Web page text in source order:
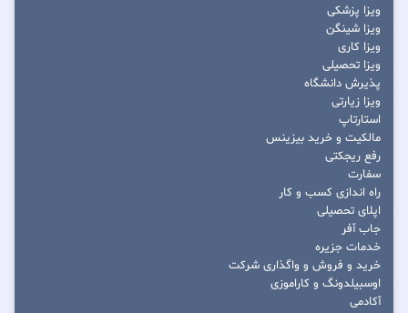
ویزا پزشکی
ویزا شینگن
ویزا کاری
ویزا تحصیلی
پذیرش دانشگاه
ویزا زیارتی
استارتاپ
مالکیت و خرید بیزینس
رفع ریجکتی
سفارت
راه اندازی کسب و کار
اپلای تحصیلی
جاب آفر
خدمات جزیره
خرید و فروش و واگذاری شرکت
اوسبیلدونگ و کاراموزی
آکادمی